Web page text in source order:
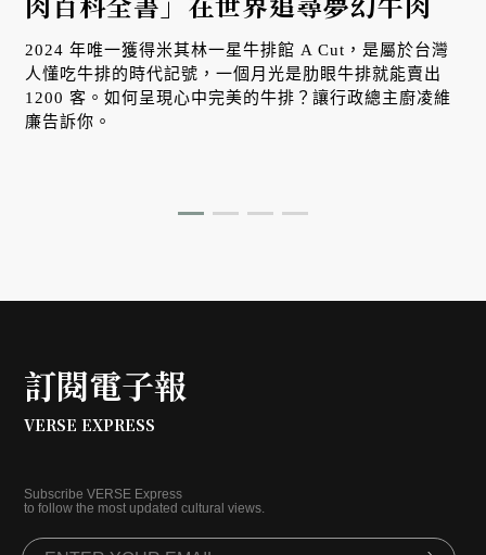
2024 年唯一獲得米其林一星牛排館 A Cut，是屬於台灣
人懂吃牛排的時代記號，一個月光是肋眼牛排就能賣出
1200 客。如何呈現心中完美的牛排？讓行政總主廚凌維
廉告訴你。
訂閱電子報
VERSE EXPRESS
Subscribe VERSE Express
to follow the most updated cultural views.